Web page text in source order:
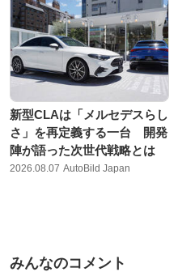
新型CLAは「メルセデスらし
さ」を再定義する一台 開発
陣が語った次世代戦略とは
2026.08.07 AutoBild Japan
みんなのコメント